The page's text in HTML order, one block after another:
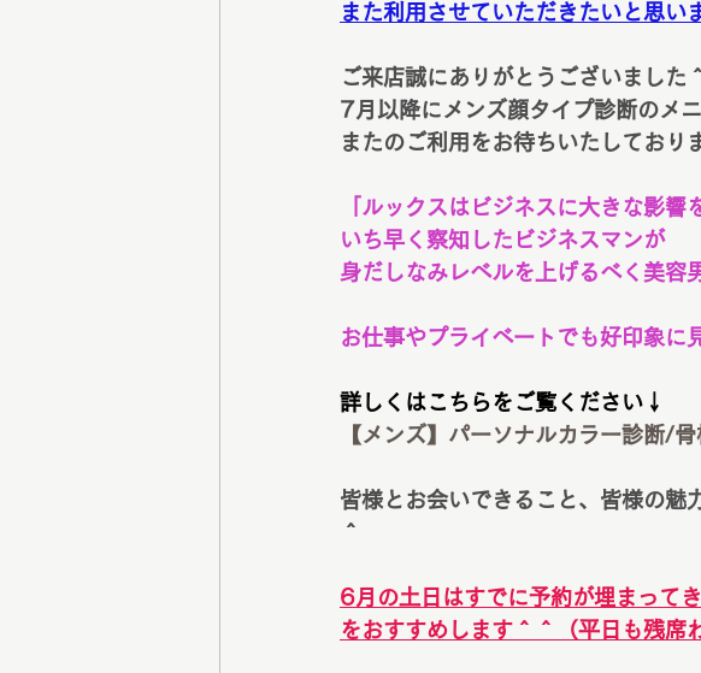
また利用させていただきたいと思い
ご来店誠にありがとうございました
7月以降にメンズ顔タイプ診断のメ
またのご利用をお待ちいたしており
「ルックスはビジネスに大きな影
いち早く察知したビジネスマンが
身だしなみレベルを上げるべく美容
お仕事やプライベートでも好印象に
詳しくはこちらをご覧ください↓
【メンズ】パーソナルカラー診断/
皆様とお会いできること、皆様の魅
＾
6月の土日はすでに予約が埋まって
をおすすめします＾＾（平日も残席